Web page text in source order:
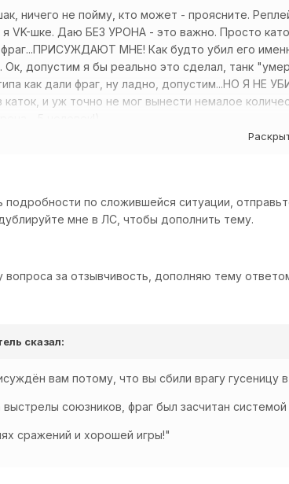
ничего не пойму, кто может - проясните.
я VK-шке. Даю БЕЗ УРОНА - это важно. Просто
МНЕ! Как будто убил его
Ок, допустим я бы реально это сделал, танк
как дали фраг, ну ладно, допустим...НО Я НЕ
каток, и уж точно не мог вынести немалое
новая фича, или я туплю, и не могу понять шо
подробности по сложившейся ситуации,
мне в ЛС, чтобы дополнить тему.
вопроса за отзывчивость, дополняю тему
сказал:
вам потому, что вы сбили врагу гусеницу
союзников, фраг был засчитан
сражений и хорошей игры!​​"